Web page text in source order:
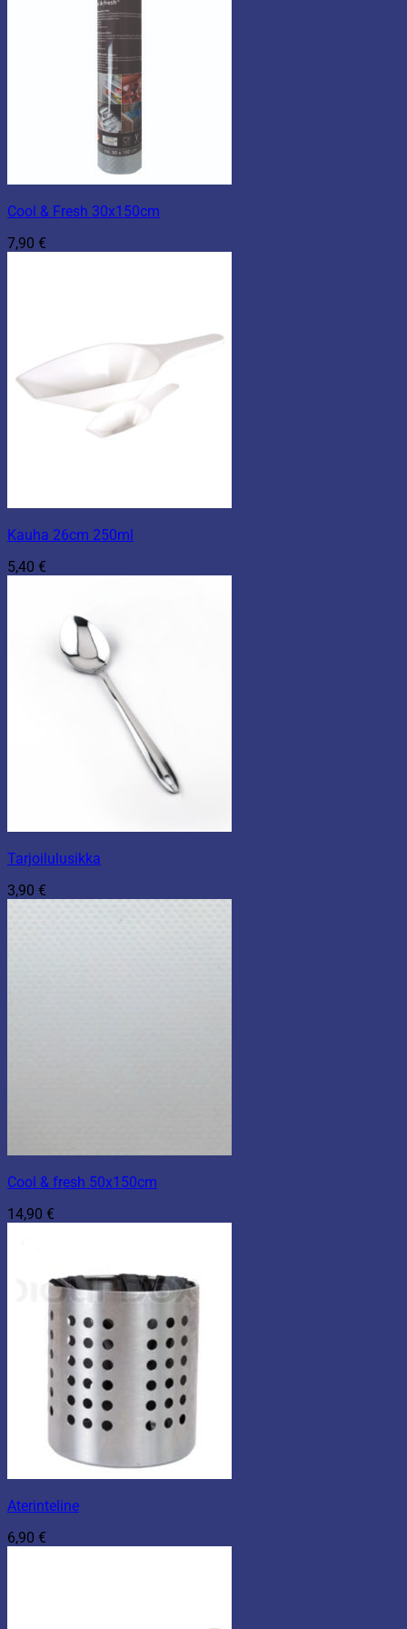
Cool & Fresh 30x150cm
7,90 €
Kauha 26cm 250ml
5,40 €
Tarjoilulusikka
3,90 €
Cool & fresh 50x150cm
14,90 €
Aterinteline
6,90 €